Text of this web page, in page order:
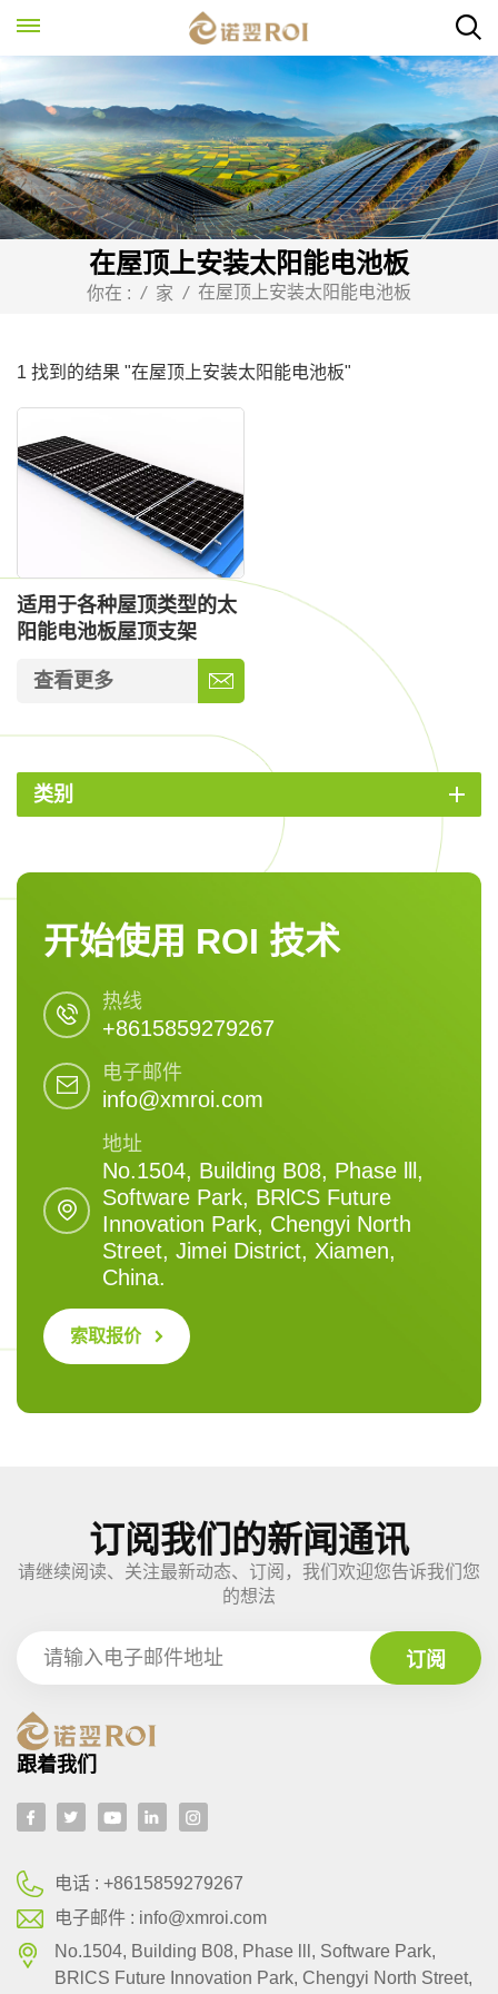
在屋顶上安装太阳能电池板
你在 : / 家 / 在屋顶上安装太阳能电池板
1 找到的结果 "在屋顶上安装太阳能电池板"
适用于各种屋顶类型的太
阳能电池板屋顶支架
查看更多
类别
开始使用 ROI 技术
热线
+8615859279267
电子邮件
info@xmroi.com
地址
No.1504, Building B08, Phase lll,
Software Park, BRlCS Future
Innovation Park, Chengyi North
Street, Jimei District, Xiamen,
China.
索取报价
订阅我们的新闻通讯
请继续阅读、关注最新动态、订阅，我们欢迎您告诉我们您
的想法
跟着我们
电话 :+8615859279267
电子邮件 : info@xmroi.com
No.1504, Building B08, Phase lll, Software Park,
BRlCS Future Innovation Park, Chengyi North Street,